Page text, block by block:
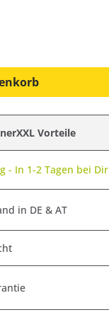
Vorteile
- In 1-2 Tagen bei Dir
in DE & AT